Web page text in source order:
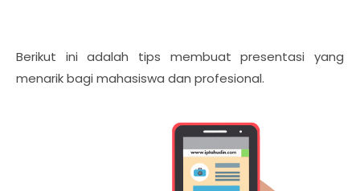
Berikut ini adalah tips membuat presentasi yang
menarik bagi mahasiswa dan profesional.